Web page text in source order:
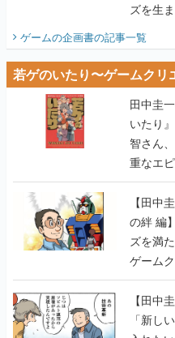
ズを生
ビュー】
ゲームの企画書の記事一覧
若ゲのいたり〜ゲームクリ
田中圭
いたり
智さん
重なエ
【田中
の絆 編
ズを満
ゲーム
【若ゲ
【田中
「新し